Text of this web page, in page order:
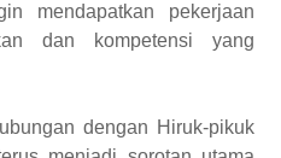
mendapatkan pekerjaan
dan kompetensi yang
dengan Hiruk-pikuk